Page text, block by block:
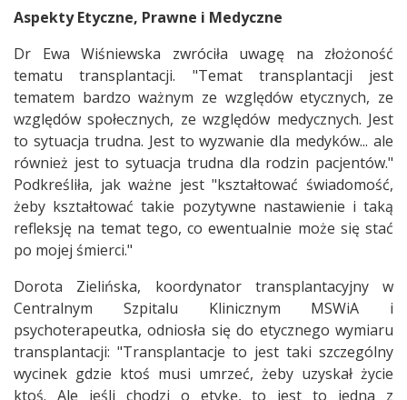
Aspekty Etyczne, Prawne i Medyczne
Dr Ewa Wiśniewska zwróciła uwagę na złożoność
tematu transplantacji. "Temat transplantacji jest
tematem bardzo ważnym ze względów etycznych, ze
względów społecznych, ze względów medycznych. Jest
to sytuacja trudna. Jest to wyzwanie dla medyków... ale
również jest to sytuacja trudna dla rodzin pacjentów."
Podkreśliła, jak ważne jest "kształtować świadomość,
żeby kształtować takie pozytywne nastawienie i taką
refleksję na temat tego, co ewentualnie może się stać
po mojej śmierci."
Dorota Zielińska, koordynator transplantacyjny w
Centralnym Szpitalu Klinicznym MSWiA i
psychoterapeutka, odniosła się do etycznego wymiaru
transplantacji: "Transplantacje to jest taki szczególny
wycinek gdzie ktoś musi umrzeć, żeby uzyskał życie
ktoś. Ale jeśli chodzi o etykę, to jest to jedna z